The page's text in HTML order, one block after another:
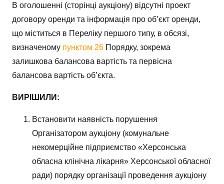
В оголошенні (сторінці аукціону) відсутні проект
договору оренди та інформація про об’єкт оренди,
що міститься в Переліку першого типу, в обсязі,
визначеному пунктом 26 Порядку, зокрема
залишкова балансова вартість та первісна
балансова вартість об’єкта.
ВИРІШИЛИ:
Встановити наявність порушення
Організатором аукціону (комунальне
некомерційне підприємство «Херсонська
обласна клінічна лікарня» Херсонської обласної
ради) порядку організації проведення аукціону